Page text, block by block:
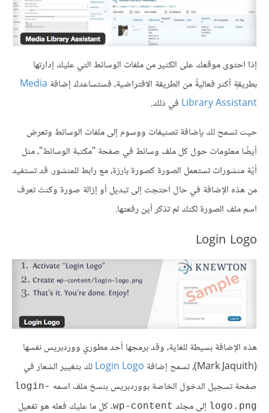
إذا احتوى موقعك على الكثير من ملفات الوسائط التي عليك إدارتها
بطريقةٍ أكثر فعاليةً من الطريقة الافتراضية، فستساعدك إضافة Media
Library Assistant في ذلك.
حيث تسمح لك بإضافة تصنيفات ووسوم إلى ملفات الوسائط وتعرض
أيضًا معلومات حول كل ملف وسائط في صفحة "مكتبة الوسائط"، مثل
أيّة منشورات تستعمل الصورة كصورة بارزة، مع رابط للمنشور. قد تستفيد
من هذه الإضافة في حال احتجت إلى تبديل أو إزالة صورة وكنتَ تعرف
اسم ملف الصورة لكنك لم تذكر أين رفعتها.
Login Logo
هذه الإضافة بسيطة للغاية، وقد برمجها أحد مطوري ووردبريس نفسها
(Mark Jaquith)، تسمح إضافة
Login Logoلك بتغيير الشعار في
صفحة تسجيل الدخول الخاصة بووردبريس بنسخ ملف اسمه login-
logo.png إلى مجلد wp-content. كل ما عليك فعله هو تفعيل